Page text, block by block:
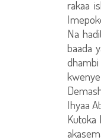
rakaa
Na
baada
Ihyaa
Kutoka